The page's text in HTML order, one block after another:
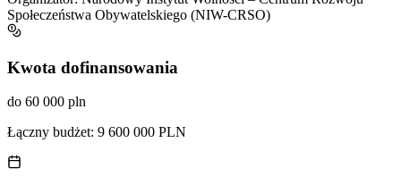
Społeczeństwa Obywatelskiego (NIW-CRSO)
Kwota dofinansowania
do 60 000 pln
Łączny budżet: 9 600 000 PLN